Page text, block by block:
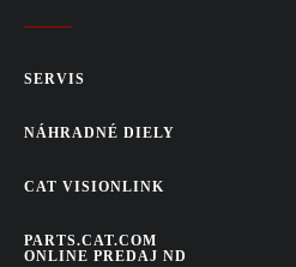
SERVIS
NÁHRADNÉ DIELY
CAT VISIONLINK
PARTS.CAT.COM
ONLINE PREDAJ ND